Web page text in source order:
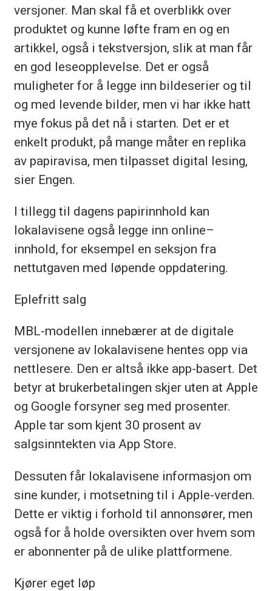
versjoner. Man skal få et overblikk over
produktet og kunne løfte fram en og en
artikkel, også i tekstversjon, slik at man får
en god leseopplevelse. Det er også
muligheter for å legge inn bildeserier og til
og med levende bilder, men vi har ikke hatt
mye fokus på det nå i starten. Det er et
enkelt produkt, på mange måter en replika
av papiravisa, men tilpasset digital lesing,
sier Engen.
I tillegg til dagens papirinnhold kan
lokalavisene også legge inn online–
innhold, for eksempel en seksjon fra
nettutgaven med løpende oppdatering.
Eplefritt salg
MBL-modellen innebærer at de digitale
versjonene av lokalavisene hentes opp via
nettlesere. Den er altså ikke app-basert. Det
betyr at brukerbetalingen skjer uten at Apple
og Google forsyner seg med prosenter.
Apple tar som kjent 30 prosent av
salgsinntekten via App Store.
Dessuten får lokalavisene informasjon om
sine kunder, i motsetning til i Apple-verden.
Dette er viktig i forhold til annonsører, men
også for å holde oversikten over hvem som
er abonnenter på de ulike plattformene.
Kjører eget løp